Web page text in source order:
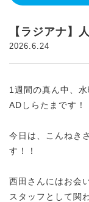
【ラジアナ】
2026.6.24
1週間の真ん中、水
ADしらたまです！
今日は、こんねき
す！！
西田さんにはお会
スタッフとして関